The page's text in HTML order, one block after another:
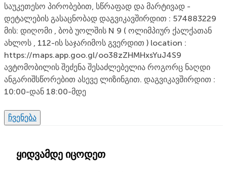
საუკეთესო პირობებით, სწრაფად და მარტივად -
დეტალების გასაცნობად დაგვიკავშირდით : 574883229
მის: დიღომი , ბობ უოლშის N 9 ( ოლიმპიურ ქალქათან
ახლოს , 112-ის საჯარიმოს გვერდით ) location :
https://maps.app.goo.gl/oo38zZHMHxsYuJ4S9
ავტომობილის შეძენა შესაძლებელია როგორც ნაღდი
ანგარიშსწორებით ასევე ლიზინგით. დაგვიკავშირდით :
10:00-დან 18:00-მდე
ჩვენება
ყიდვამდე იცოდეთ